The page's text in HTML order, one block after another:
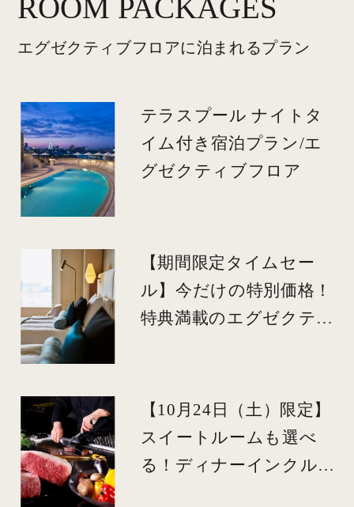
ROOM PACKAGES
エグゼクティブフロアに泊まれるプラン
テラスプール ナイトタ
イム付き宿泊プラン/エ
グゼクティブフロア
【期間限定タイムセー
ル】今だけの特別価格！
特典満載のエグゼクティ
【10月24日（土）限定】
スイートルームも選べ
る！ディナーインクルー